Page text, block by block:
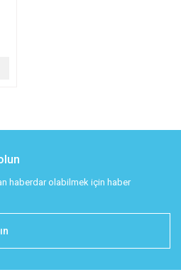
haberdar olabilmek için haber